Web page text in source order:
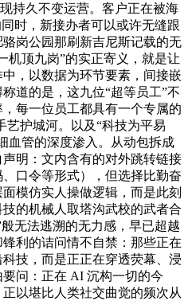
持久不变运营。客户正在被海
时，新接办者可以或许无缝跟
岗公园那刷新吉尼斯记载的无
机顶九岗”的实正寄义，就是让
，以数据为环节要素，间接嵌
道的是，这九位“超等员工”不
每一位员工都具有一个专属的
护城河。以及“科技为平易
血管的深度渗入。从动包拆成
明：文内含有的对外跳转链接
、口令等形式），但选择比勤奋
模仿实人操做逻辑，而是此刻
的机械人取塔沟武校的武者合
无法逃溯的无力感，早已超越
利的诘问情不自禁：那些正在
技，而是正正在穿透荧幕、浸
问：正在 AI 沉构一切的今
以堪比人类社交曲觉的频次从